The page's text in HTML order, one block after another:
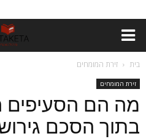
בית זירת המומחים
זירת המומחים
מה הם הסעיפים
בתוך הסכם